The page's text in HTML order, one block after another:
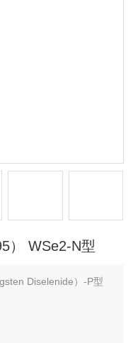
） WSe2-N型
Diselenide）-P型